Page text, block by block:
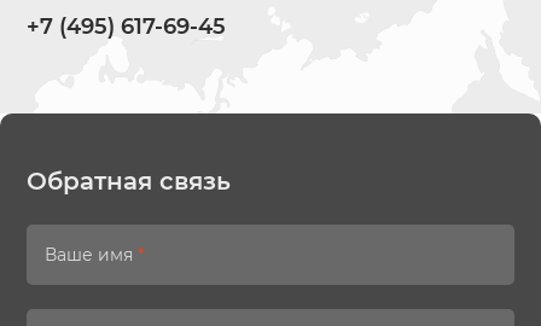
+7 (495) 617-69-45
Обратная связь
Ваше имя*